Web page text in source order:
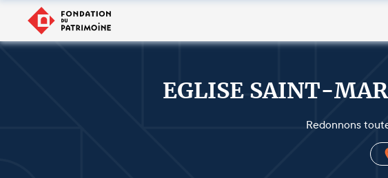
EGLISE SAINT-
Redonnons